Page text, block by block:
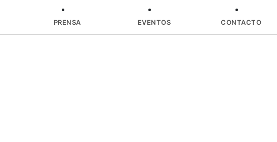
PRENSA EVENTOS CONTACTO